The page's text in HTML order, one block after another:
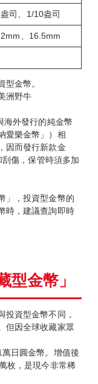
司、1/10盎司
、16.5mm
型金幣。
洲野牛
海外發行的純金幣
愛樂金幣」）相
因而發行新款金
傷，保管時須多加
」，投資型金幣的
時，建議查詢即時
型金幣」
投資型金幣不同，
但因全球收藏家眾
日圓金幣。增值後
枚，是現今非常稀